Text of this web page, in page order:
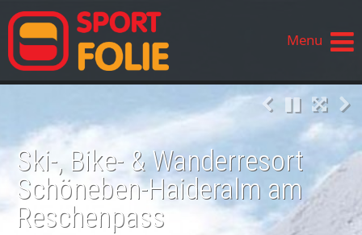
Menu
Ski-, Bike- & Wanderresort
Schöneben-Haideralm am
Reschenpass